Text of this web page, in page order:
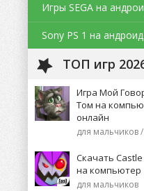
Игры SEGA на
Sony PS 1 на андроид
ТОП игр
Игра Мой
Том на
онлайн
Скачать
на компьютер
для мальчиков